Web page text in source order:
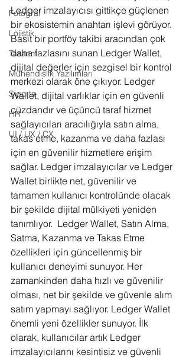
Fotoğraf
Lojistik
Tasarım
Mühendislik Yazılımları
Sigorta
HR
UI / UX / CX
Ledger imzalayıcısı gittikçe güçlenen
bir ekosistemin anahtarı işlevi görüyor.
Basit bir portföy takibi aracından çok
daha fazlasını sunan Ledger Wallet,
dijital değerler için sezgisel bir kontrol
merkezi olarak öne çıkıyor. Ledger
Wallet, dijital varlıklar için en güvenli
cüzdandır ve üçüncü taraf hizmet
sağlayıcıları aracılığıyla satın alma,
takas etme, kazanma ve daha fazlası
için en güvenilir hizmetlere erişim
sağlar. Ledger imzalayıcılar ve Ledger
Wallet birlikte net, güvenilir ve
tamamen kullanıcı kontrolünde olacak
bir şekilde dijital mülkiyeti yeniden
tanımlıyor.  Ledger Wallet, Satın Alma,
Satma, Kazanma ve Takas Etme
özellikleri için güncellenmiş bir
kullanıcı deneyimi sunuyor. Her
zamankinden daha hızlı ve güvenilir
olması, net bir şekilde ve güvenle alım
satım yapmayı sağlıyor. Ledger Wallet
önemli yeni özellikler sunuyor. İlk
olarak, kullanıcılar artık Ledger
imzalayıcılarını kesintisiz ve güvenli